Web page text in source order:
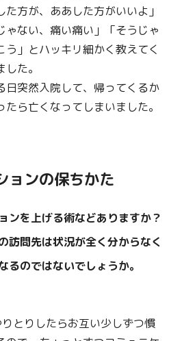
た方が、ああした方がいいよ」
ゃない、痛い痛い」「そうじゃ
う」とハッキリ細かく教えてく
た。
日突然入院して、帰ってくるか
たら亡くなってしまいました。
ョンの保ちかた
ンを上げる術などありますか？
訪問先は状況が全く分からなく
るのではないでしょうか。
とりしたらお互い少しずつ慣